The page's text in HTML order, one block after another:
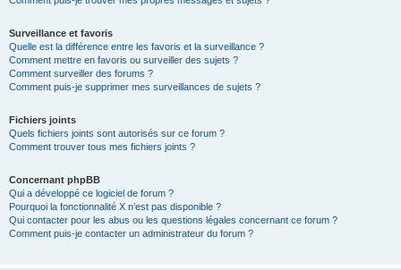
Surveillance et favoris
Quelle est la différence entre les favoris et la surveillance ?
Comment mettre en favoris ou surveiller des sujets ?
Comment surveiller des forums ?
Comment puis-je supprimer mes surveillances de sujets ?
Fichiers joints
Quels fichiers joints sont autorisés sur ce forum ?
Comment trouver tous mes fichiers joints ?
Concernant phpBB
Qui a développé ce logiciel de forum ?
Pourquoi la fonctionnalité X n’est pas disponible ?
Qui contacter pour les abus ou les questions légales concernant ce forum ?
Comment puis-je contacter un administrateur du forum ?